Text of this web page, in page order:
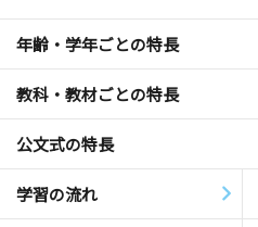
年齢・学年ごとの特長
教科・教材ごとの特長
公文式の特長
学習の流れ